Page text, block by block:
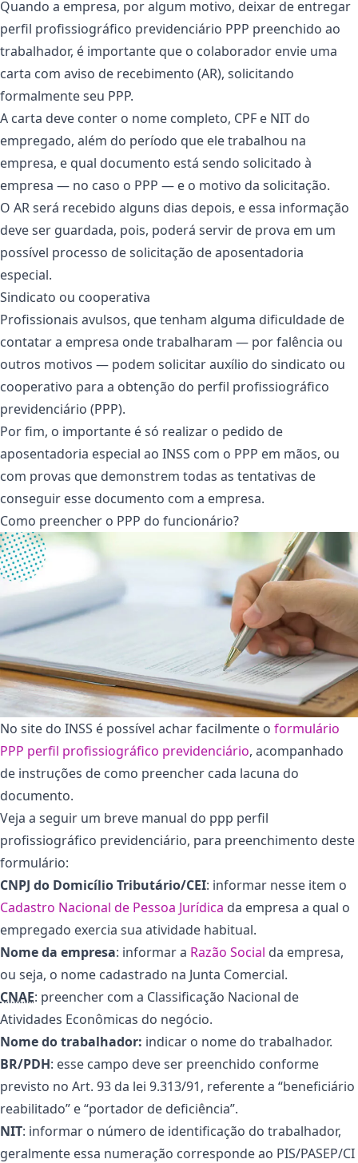
Quando a empresa, por algum motivo, deixar de entregar
perfil profissiográfico previdenciário PPP preenchido ao
trabalhador, é importante que o colaborador envie uma
carta com aviso de recebimento (AR), solicitando
formalmente seu PPP.
A carta deve conter o nome completo, CPF e NIT do
empregado, além do período que ele trabalhou na
empresa, e qual documento está sendo solicitado à
empresa — no caso o PPP — e o motivo da solicitação.
O AR será recebido alguns dias depois, e essa informação
deve ser guardada, pois, poderá servir de prova em um
possível processo de solicitação de aposentadoria
especial.
Sindicato ou cooperativa
Profissionais avulsos, que tenham alguma dificuldade de
contatar a empresa onde trabalharam — por falência ou
outros motivos — podem solicitar auxílio do sindicato ou
cooperativo para a obtenção do perfil profissiográfico
previdenciário (PPP).
Por fim, o importante é só realizar o pedido de
aposentadoria especial ao INSS com o PPP em mãos, ou
com provas que demonstrem todas as tentativas de
conseguir esse documento com a empresa.
Como preencher o PPP do funcionário?
No site do INSS é possível achar facilmente o formulário
PPP perfil profissiográfico previdenciário, acompanhado
de instruções de como preencher cada lacuna do
documento.
Veja a seguir um breve manual do ppp perfil
profissiográfico previdenciário, para preenchimento deste
formulário:
CNPJ do Domicílio Tributário/CEI: informar nesse item o
Cadastro Nacional de Pessoa Jurídica da empresa a qual o
empregado exercia sua atividade habitual.
Nome da empresa: informar a Razão Social da empresa,
ou seja, o nome cadastrado na Junta Comercial.
CNAE: preencher com a Classificação Nacional de
Atividades Econômicas do negócio.
Nome do trabalhador: indicar o nome do trabalhador.
BR/PDH: esse campo deve ser preenchido conforme
previsto no Art. 93 da lei 9.313/91, referente a “beneficiário
reabilitado” e “portador de deficiência”.
NIT: informar o número de identificação do trabalhador,
geralmente essa numeração corresponde ao PIS/PASEP/CI